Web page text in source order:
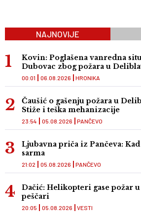
NAJNOVIJE
Kovin: Poglašena vanredna
Dubovac zbog požara u
HRONIKA
00:01 06.08.2026
Čaušić o gašenju požara u
Stiže i teška mehanizacije
PANČEVO
23:54 05.08.2026
Ljubavna priča iz Pančeva:
sarma
PANČEVO
21:02 05.08.2026
Dačić: Helikopteri gase požar
peščari
VESTI
20:05 05.08.2026